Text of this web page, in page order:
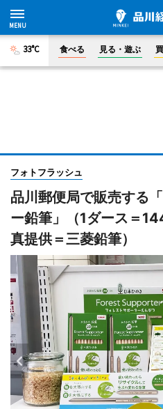
33°C 食べる 見る・遊ぶ
フォトフラッシュ
品川郵便局で販売する
ー鉛筆」（1ダース＝
真提供＝三菱鉛筆）